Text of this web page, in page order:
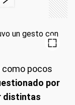
como pocos
por
distintas